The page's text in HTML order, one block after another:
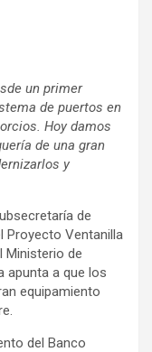
un primer
de puertos en
Hoy damos
de una gran
y
de
Proyecto Ventanilla
Ministerio de
apunta a que los
equipamiento
del Banco